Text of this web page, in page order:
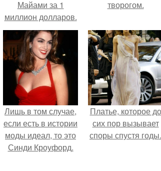
Майами за 1
миллион долларов.
творогом.
Лишь в том случае,
если есть в истории
моды идеал, то это
Синди Кроуфорд.
Платье, которое до
сих пор вызывает
споры спустя годы.